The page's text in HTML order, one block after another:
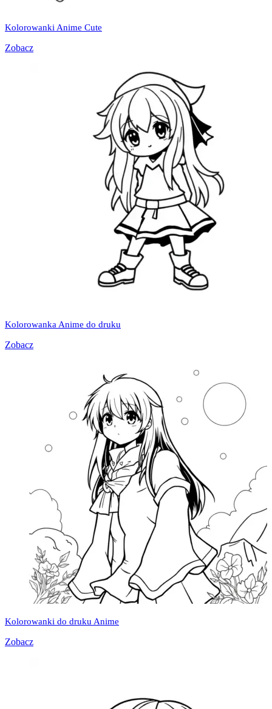
Kolorowanki Anime Cute
Zobacz
Kolorowanka Anime do druku
Zobacz
Kolorowanki do druku Anime
Zobacz